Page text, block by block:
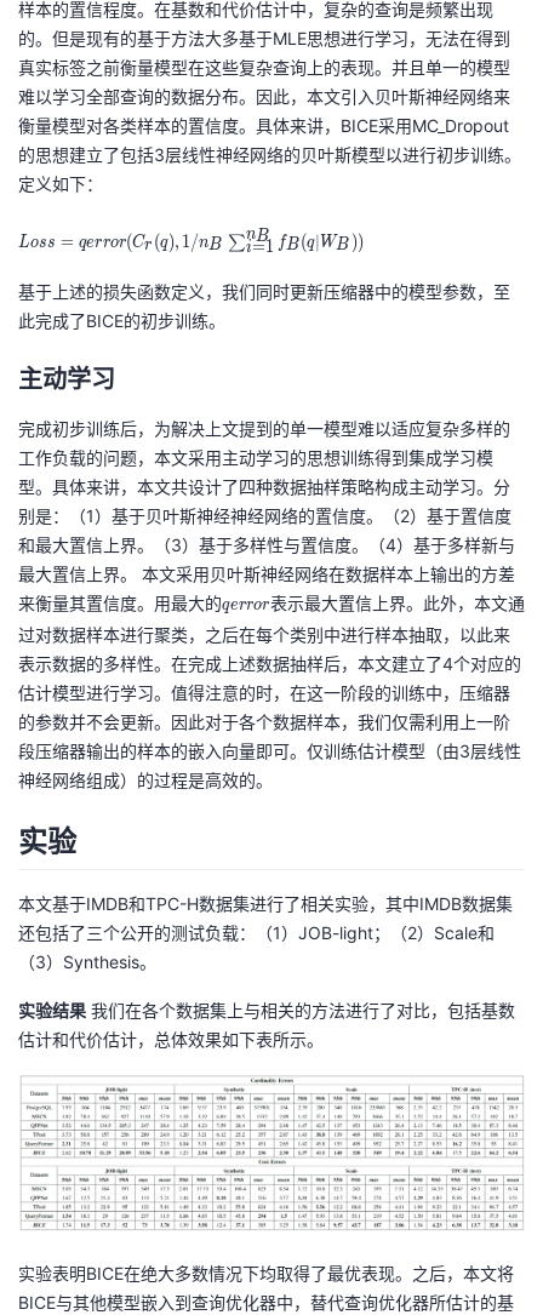
样本的置信程度。在基数和代价估计中，复杂的查询是频繁出现
的。但是现有的基于方法大多基于MLE思想进行学习，无法在得到
真实标签之前衡量模型在这些复杂查询上的表现。并且单一的模型
难以学习全部查询的数据分布。因此，本文引入贝叶斯神经网络来
衡量模型对各类样本的置信度。具体来讲，BICE采用MC_Dropout
的思想建立了包括3层线性神经网络的贝叶斯模型以进行初步训练。
定义如下：
L
s
=
rr
(
C
_r
(q
),
1/
n
_
B
\s
u
m
_{
=
^{
n
}
f_
B
(q
|
W
_
B
Loss = qerror(Cr (q), 1/nB ∑i=1
nB fB(q∣ WB ))
基于上述的损失函数定义，我们同时更新压缩器中的模型参数，至
此完成了BICE的初步训练。
主动学习
完成初步训练后，为解决上文提到的单一模型难以适应复杂多样的
工作负载的问题，本文采用主动学习的思想训练得到集成学习模
型。具体来讲，本文共设计了四种数据抽样策略构成主动学习。分
别是：（1）基于贝叶斯神经神经网络的置信度。（2）基于置信度
和最大置信上界。（3）基于多样性与置信度。（4）基于多样新与
最大置信上界。 本文采用贝叶斯神经网络在数据样本上输出的方差
来衡量其置信度。用最大的q
e
r
o
r
qerror表示最大置信上界。此外，本文通
过对数据样本进行聚类，之后在每个类别中进行样本抽取，以此来
表示数据的多样性。在完成上述数据抽样后，本文建立了4个对应的
估计模型进行学习。值得注意的时，在这一阶段的训练中，压缩器
的参数并不会更新。因此对于各个数据样本，我们仅需利用上一阶
段压缩器输出的样本的嵌入向量即可。仅训练估计模型（由3层线性
神经网络组成）的过程是高效的。
实验
本文基于IMDB和TPC-H数据集进行了相关实验，其中IMDB数据集
还包括了三个公开的测试负载：（1）JOB-light；（2）Scale和
（3）Synthesis。
实验结果 我们在各个数据集上与相关的方法进行了对比，包括基数
估计和代价估计，总体效果如下表所示。
实验表明BICE在绝大多数情况下均取得了最优表现。之后，本文将
BICE与其他模型嵌入到查询优化器中，替代查询优化器所估计的基